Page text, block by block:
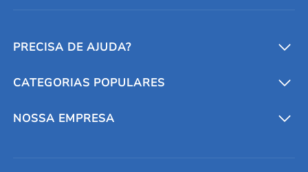
PRECISA DE AJUDA?
Conversores e calculadoras
Entre em contato conosco
CATEGORIAS POPULARES
Metais refratários
NOSSA EMPRESA